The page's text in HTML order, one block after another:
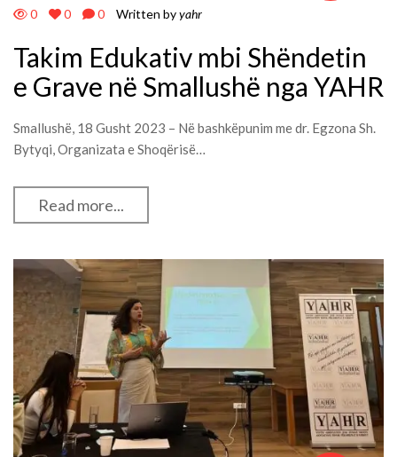
0 0 0 Written byyahr
Takim Edukativ mbi Shëndetin
e Grave në Smallushë nga YAHR
Smallushë, 18 Gusht 2023 – Në bashkëpunim me dr. Egzona Sh.
Bytyqi, Organizata e Shoqërisë…
Read more...